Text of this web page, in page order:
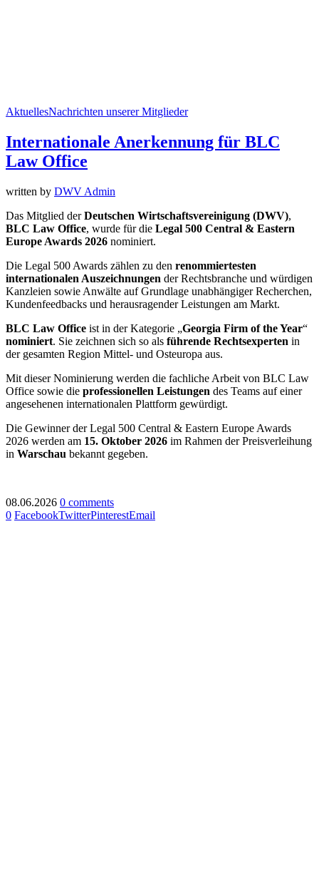
AktuellesNachrichten unserer Mitglieder
Internationale Anerkennung für BLC
Law Office
written by DWV Admin
Das Mitglied derDeutschen Wirtschaftsvereinigung (DWV),
BLC Law Office, wurde für die Legal 500 Central & Eastern
Europe Awards 2026 nominiert.
Die Legal 500 Awards zählen zu den renommiertesten
internationalen Auszeichnungen der Rechtsbranche und würdigen
Kanzleien sowie Anwälte auf Grundlage unabhängiger Recherchen,
Kundenfeedbacks und herausragender Leistungen am Markt.
BLC Law Office ist in der Kategorie „Georgia Firm of the Year“
nominiert. Sie zeichnen sich so als führende Rechtsexperten in
der gesamten Region Mittel- und Osteuropa aus.
Mit dieser Nominierung werden die fachliche Arbeit von BLC Law
Office sowie die professionellen Leistungen des Teams auf einer
angesehenen internationalen Plattform gewürdigt.
Die Gewinner der Legal 500 Central & Eastern Europe Awards
2026 werden am 15. Oktober 2026 im Rahmen der Preisverleihung
in Warschau bekannt gegeben.
08.06.2026 0 comments
0 FacebookTwitterPinterestEmail